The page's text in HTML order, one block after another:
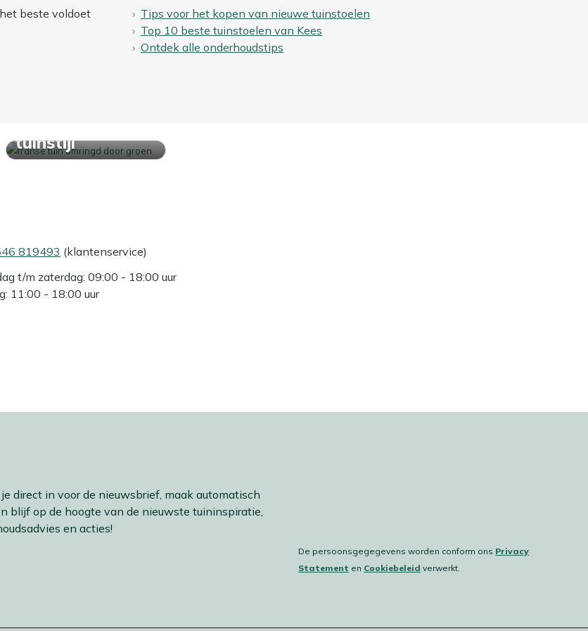
beste voldoet
Tips voor het kopen van nieuwe tuinstoelen
Top 10 beste tuinstoelen van Kees
Ontdek alle onderhoudstips
tuinstijl
819493 (klantenservice)
t/m zaterdag: 09:00 - 18:00 uur
11:00 - 18:00 uur
direct in voor de nieuwsbrief, maak automatisch
blijf op de hoogte van de nieuwste tuininspiratie,
en acties!
De persoonsgegegevens worden conform ons Privacy
Statement en Cookiebeleid verwerkt.